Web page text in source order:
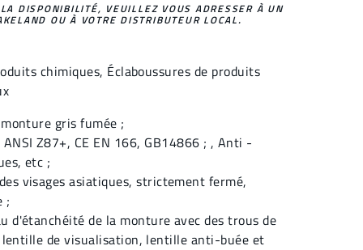
DISPONIBILITÉ, VEUILLEZ VOUS ADRESSER À UN
OU À VOTRE DISTRIBUTEUR LOCAL.
chimiques, Éclaboussures de produits
gris fumée ;
Z87+, CE EN 166, GB14866 ; , Anti -
etc ;
visages asiatiques, strictement fermé,
;
d'étanchéité de la monture avec des trous de
de visualisation, lentille anti-buée et